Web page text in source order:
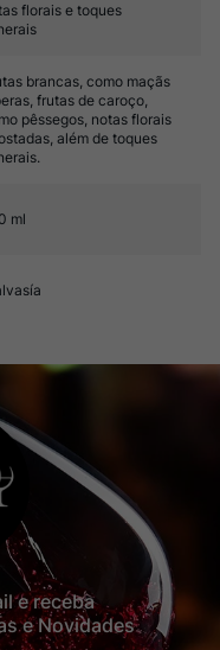
florais e toques
brancas, como maçãs
frutas de caroço,
pêssegos, notas florais
além de toques
ml
e receba
e Novidades